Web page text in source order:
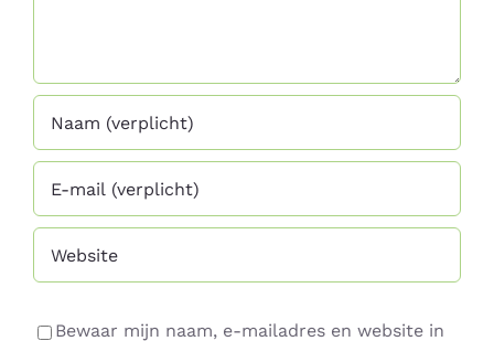
Bewaar mijn naam, e-mailadres en website in